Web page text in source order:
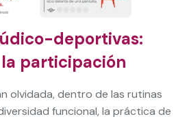
deportivas:
participación
olvidada, dentro de las rutinas
funcional, la práctica de